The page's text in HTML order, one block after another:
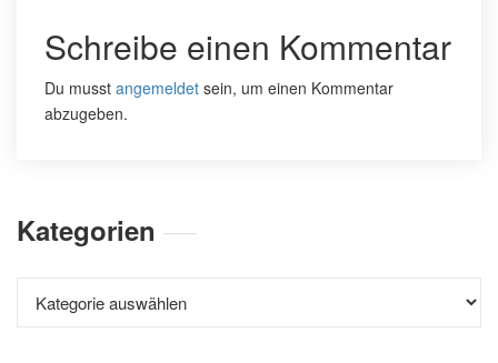
Schreibe einen Kommentar
Du musst angemeldet sein, um einen Kommentar
abzugeben.
Kategorien